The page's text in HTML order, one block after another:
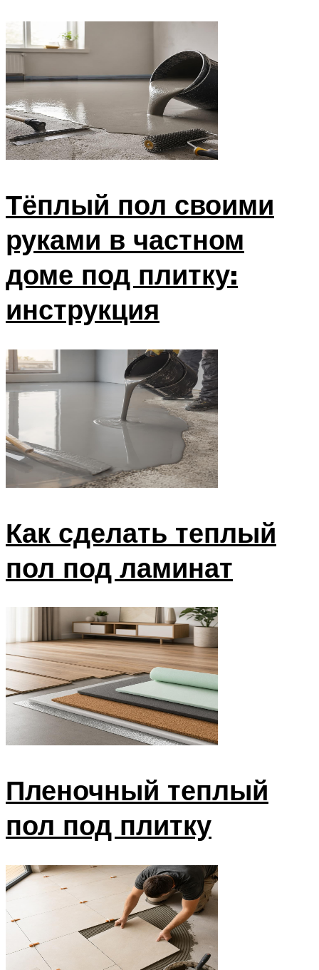
Тёплый пол своими
руками в частном
доме под плитку:
инструкция
Как сделать теплый
пол под ламинат
Пленочный теплый
пол под плитку